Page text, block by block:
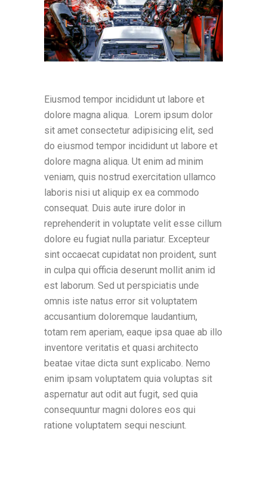
Eiusmod tempor incididunt ut labore et
dolore magna aliqua. Lorem ipsum dolor
sit amet consectetur adipisicing elit, sed
do eiusmod tempor incididunt ut labore et
dolore magna aliqua. Ut enim ad minim
veniam, quis nostrud exercitation ullamco
laboris nisi ut aliquip ex ea commodo
consequat. Duis aute irure dolor in
reprehenderit in voluptate velit esse cillum
dolore eu fugiat nulla pariatur. Excepteur
sint occaecat cupidatat non proident, sunt
in culpa qui officia deserunt mollit anim id
est laborum. Sed ut perspiciatis unde
omnis iste natus error sit voluptatem
accusantium doloremque laudantium,
totam rem aperiam, eaque ipsa quae ab illo
inventore veritatis et quasi architecto
beatae vitae dicta sunt explicabo. Nemo
enim ipsam voluptatem quia voluptas sit
aspernatur aut odit aut fugit, sed quia
consequuntur magni dolores eos qui
ratione voluptatem sequi nesciunt.